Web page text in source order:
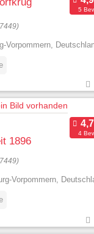
5
Vorpommern,
1896
4
Vorpommern,